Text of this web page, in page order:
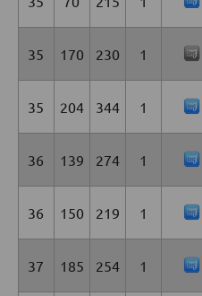
35 170 230 1
35 204 344 1
36 139 274 1
36 150 219 1
37 185 254 1